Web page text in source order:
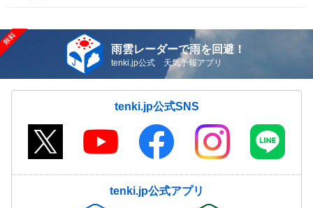
雨雲レーダーで雨を回避！
tenki.jp公式 天気予報アプリ
tenki.jp公式SNS
tenki.jp公式アプリ